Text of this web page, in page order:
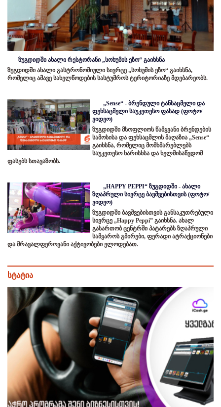
ზუგდიდში ახალი რესტორანი „სოხუმის ეზო“ გაიხსნა
ზუგდიდში ახალი გასტრონომიული სივრცე „სოხუმის ეზო“ გაიხსნა,
რომელიც ამავე სახელწოდების სასტუმროს ტერიტორიაზე მდებარეობს.
„Sense“ - ბრენდული ტანსაცმელი და
ფეხსაცმელი საუკეთესო ფასად (ფოტო/
ვიდეო)
ზუგდიდში მსოფლიოს წამყვანი ბრენდების
სამოსისა და ფეხსაცმლის მაღაზია „Sense“
გაიხსნა, რომელიც მომხმარებლებს
საუკეთესო ხარისხსა და ხელმისაწვდომ
ფასებს სთავაზობს.
„HAPPY PEPPI“ ზუგდიდში - ახალი
ზღაპრული სივრცე ბავშვებისთვის (ფოტო/
ვიდეო)
ზუგდიდში ბავშვებისთვის განსაკუთრებული
სივრცე „Happy Peppi” გაიხსნა. ახალ
გასართობ ცენტრში პატარებს ზღაპრული
სამყაროს გმირები, ფერადი ატრაქციონები
და მრავალფეროვანი აქტივობები ელოდებათ.
სტატია